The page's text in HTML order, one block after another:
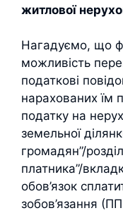
житлової
Нагадуємо, що
можливість
податкові
нарахованих їм
податку на
земельної
громадян”/
платника”/
обов’язок
зобов’язання